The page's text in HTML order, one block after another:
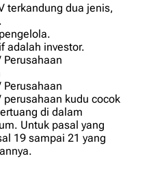
terkandung dua jenis,
adalah investor.
Perusahaan
Perusahaan
perusahaan kudu cocok
di dalam
Untuk pasal yang
19 sampai 21 yang